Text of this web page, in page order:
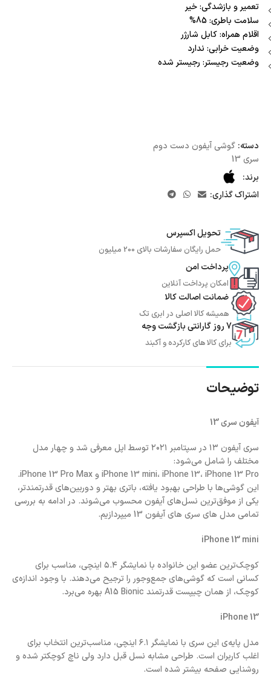
تعمیر و بازشدگی: خیر
سلامت باطری: 85%
اقلام همراه: کابل شارژر
وضعیت خرابی: ندارد
وضعیت رجیستر: رجیستر شده
دسته: گوشی آیفون دست دوم
سری 13
برند:
اشتراک گذاری:
تحویل اکسپرس
حمل رایگان سفارشات بالای 200 میلیون
پرداخت امن
امکان پرداخت آنلاین
ضمانت اصالت کالا
همیشه کالا اصلی در ابری تک
7 روز گارانتی بازگشت وجه
برای کالا های کارکرده و آکبند
توضیحات
آیفون سری13
سری آیفون ۱۳ در سپتامبر ۲۰۲۱ توسط اپل معرفی شد و چهار مدل
مختلف را شامل می‌شود:
iPhone 13 mini، iPhone 13، iPhone 13 Pro و iPhone 13 Pro Max.
این گوشی‌ها با طراحی بهبود یافته، باتری بهتر و دوربین‌های قدرتمندتر،
یکی از موفق‌ترین نسل‌های آیفون محسوب می‌شوند. در ادامه به بررسی
تمامی مدل های سری های آیفون 13 میپردازیم.
iPhone 13 mini
کوچک‌ترین عضو این خانواده با نمایشگر ۵.۴ اینچی، مناسب برای
کسانی است که گوشی‌های جمع‌وجور را ترجیح می‌دهند. با وجود اندازه‌ی
کوچک، از همان چیپست قدرتمند A15 Bionic بهره می‌برد.
iPhone 13
مدل پایه‌ی این سری با نمایشگر ۶.۱ اینچی، مناسب‌ترین انتخاب برای
اغلب کاربران است. طراحی مشابه نسل قبل دارد ولی ناچ کوچکتر شده و
روشنایی صفحه بیشتر شده است.